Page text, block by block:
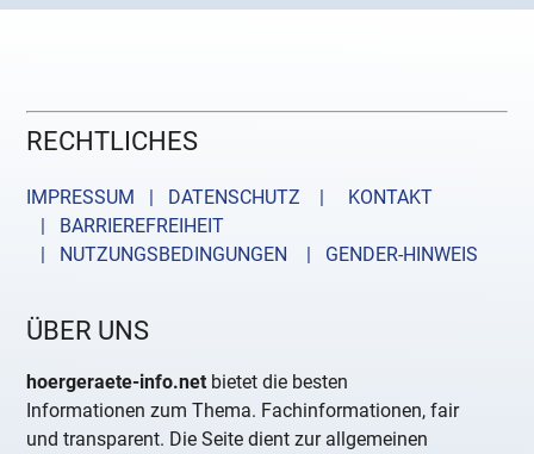
RECHTLICHES
IMPRESSUM | DATENSCHUTZ |
KONTAKT
| BARRIEREFREIHEIT
| NUTZUNGSBEDINGUNGEN
| GENDER-HINWEIS
ÜBER UNS
hoergeraete-info.net bietet die besten
Informationen zum Thema. Fachinformationen, fair
und transparent. Die Seite dient zur allgemeinen